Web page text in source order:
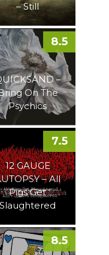
– Still
–
On The
Psychics
8.5
12 GAUGE
– All
Pigs Get
Slaughtered
7.5
8.5